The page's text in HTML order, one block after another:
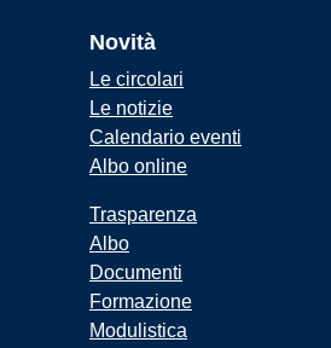
Novità
Le circolari
Le notizie
Calendario eventi
Albo online
Trasparenza
Albo
Documenti
Formazione
Modulistica